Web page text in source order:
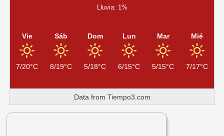
Lluvia: 1%
Vie
7/20°C
Sáb
8/19°C
Dom
5/18°C
Lun
6/15°C
Mar
5/15°C
Mié
7/17°C
Data from Tiempo3.com